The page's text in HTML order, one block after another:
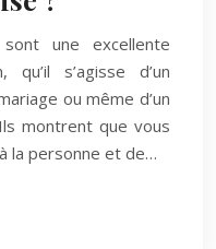
une excellente
s’agisse d’un
ou même d’un
montrent que vous
la personne et de…